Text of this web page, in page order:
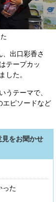
出口彩香さ
テープカッ
した。
うテーマで、
エピソードなど
見をお聞かせ
った